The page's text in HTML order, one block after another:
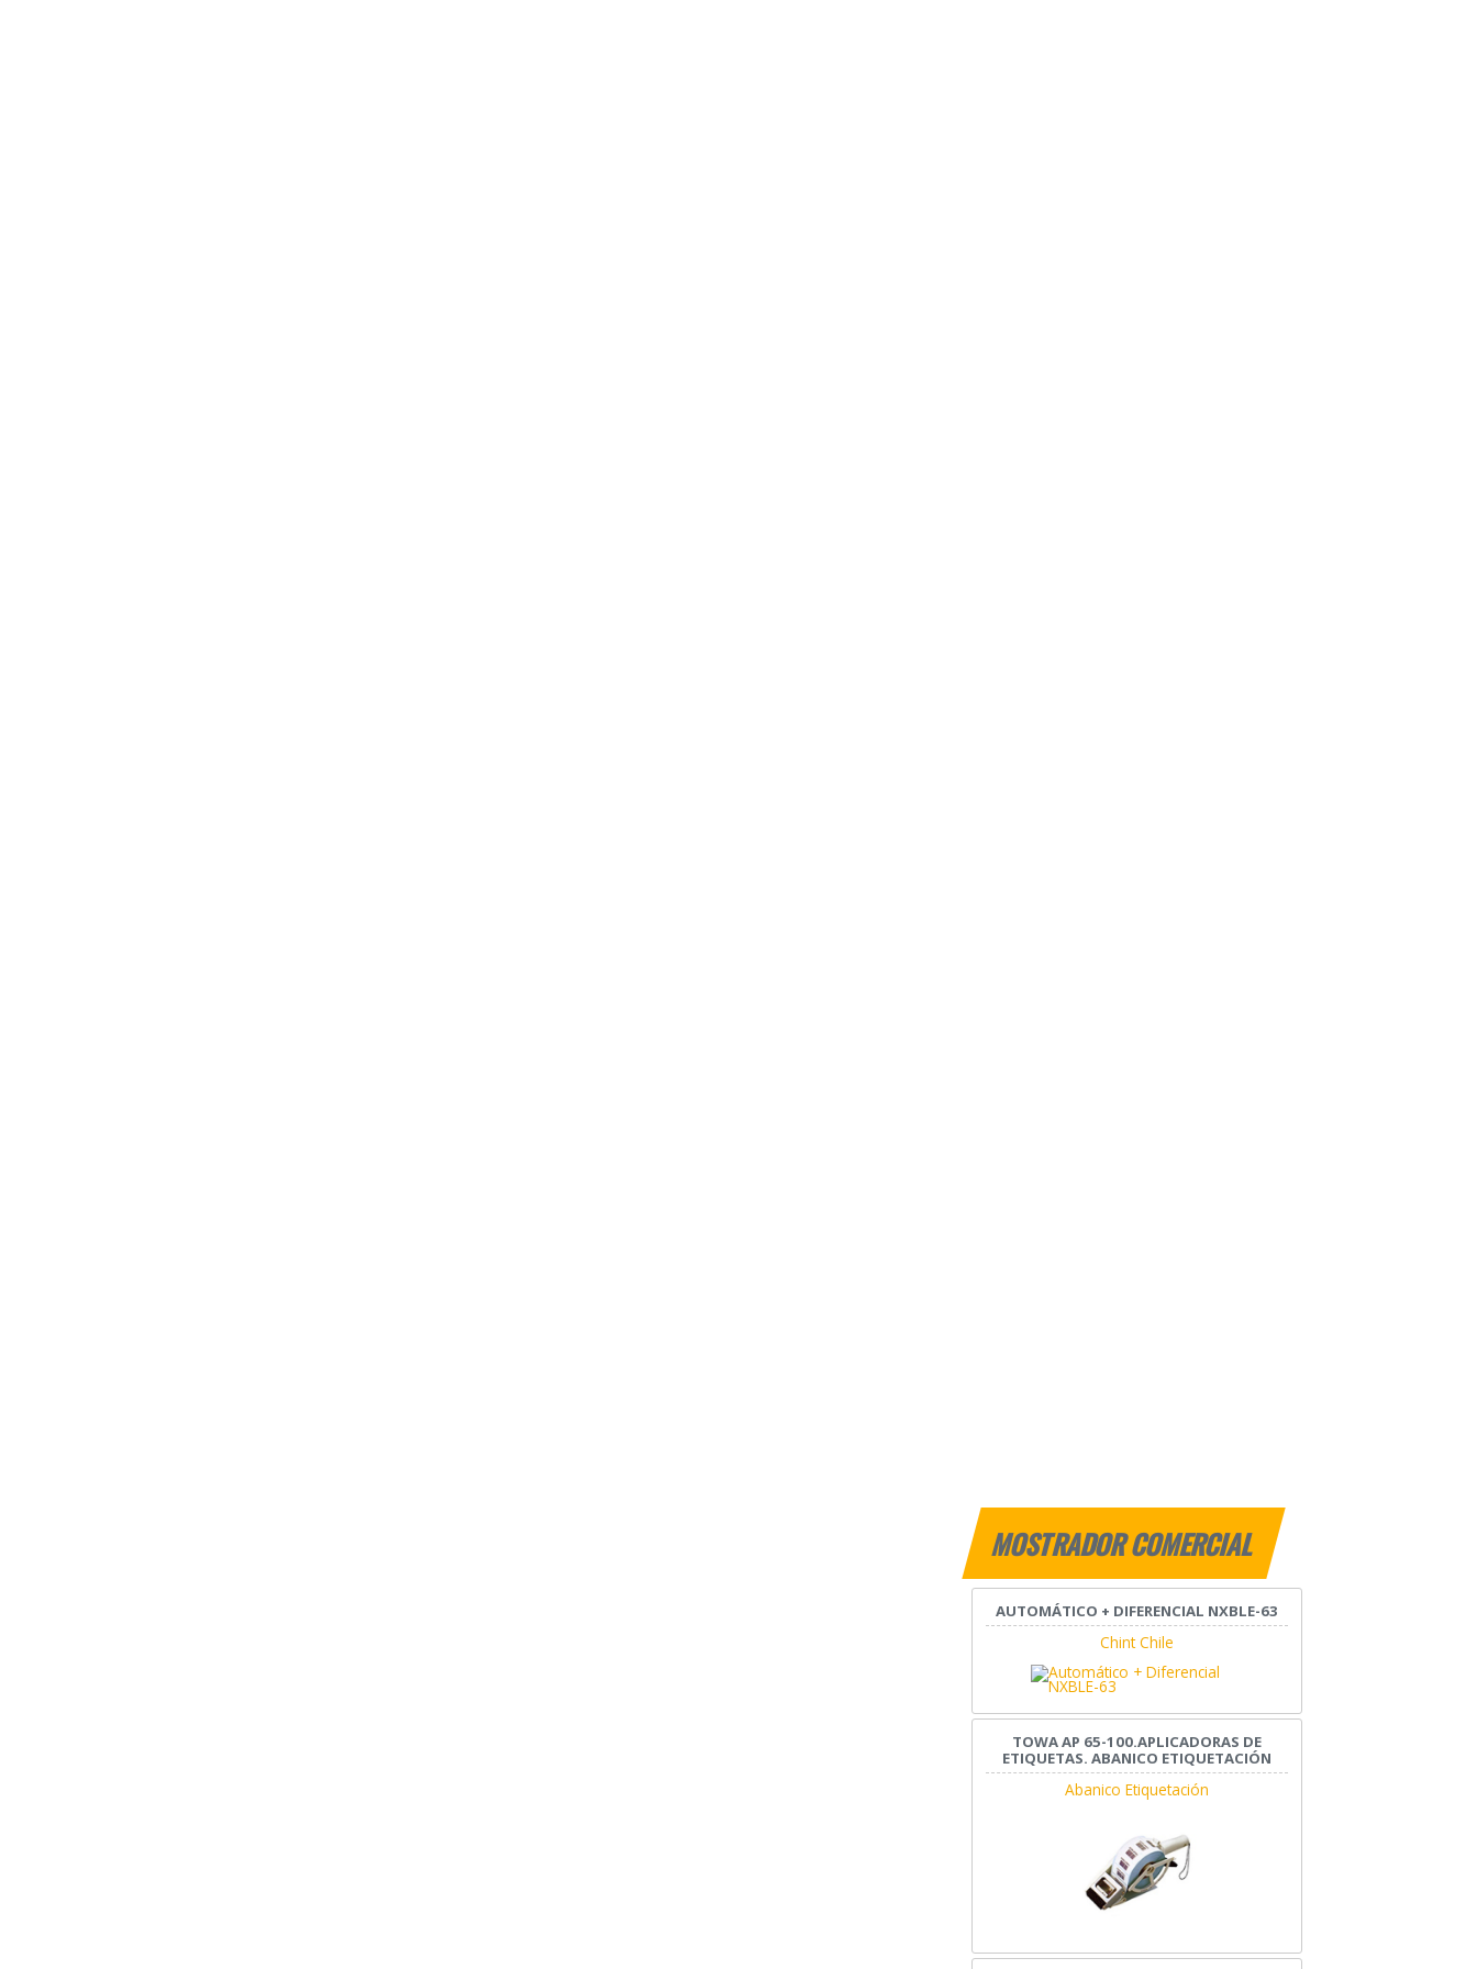
MOSTRADOR COMERCIAL
AUTOMÁTICO + DIFERENCIAL NXBLE-63
Chint Chile
TOWA AP 65-100.APLICADORAS DE
ETIQUETAS. ABANICO ETIQUETACIÓN
Abanico Etiquetación